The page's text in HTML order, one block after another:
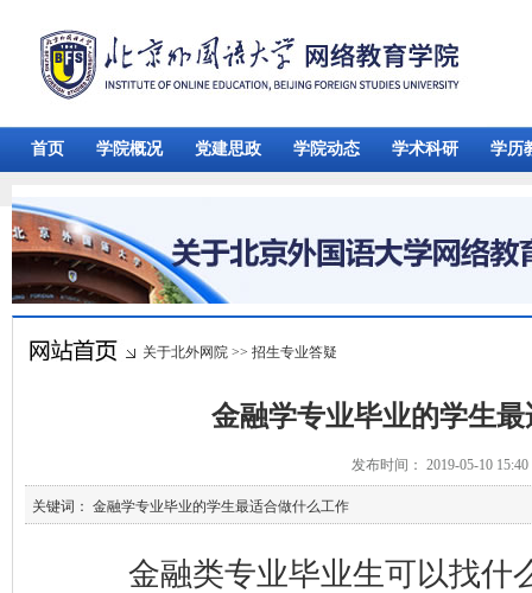
首页 学院概况 党建思政 学院动态 学术科研 学历
关于北外网院 >> 招生专业答疑
金融学专业毕业的学生
发布时间： 2019-05-10
关键词： 金融学专业毕业的学生最适合做什么工作
金融类专业毕业生可以找什